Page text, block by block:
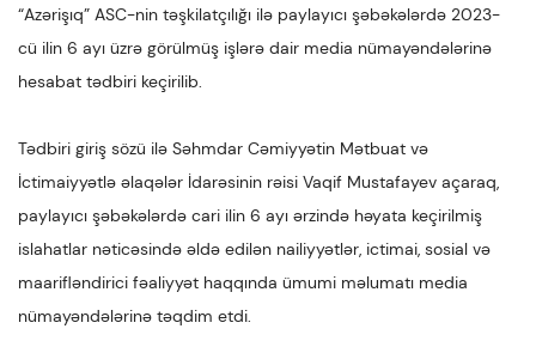
“Azərişıq” ASC-nin təşkilatçılığı ilə paylayıcı şəbəkələrdə 2023-
cü ilin 6 ayı üzrə görülmüş işlərə dair media nümayəndələrinə
hesabat tədbiri keçirilib.
Tədbiri giriş sözü ilə Səhmdar Cəmiyyətin Mətbuat və
İctimaiyyətlə əlaqələr İdarəsinin rəisi Vaqif Mustafayev açaraq,
paylayıcı şəbəkələrdə cari ilin 6 ayı ərzində həyata keçirilmiş
islahatlar nəticəsində əldə edilən nailiyyətlər, ictimai, sosial və
maarifləndirici fəaliyyət haqqında ümumi məlumatı media
nümayəndələrinə təqdim etdi.